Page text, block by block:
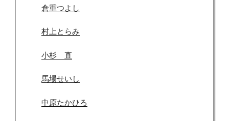
倉重つよし
村上とらみ
小杉 直
馬場せいし
中原たかひろ